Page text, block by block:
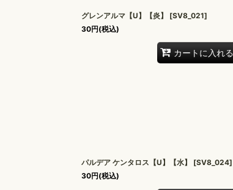
グレンアルマ【U】【炎】 [SV8_021]
30円(税込)
カートに入れる
パルデア ケンタロス【U】【水】 [SV8_024]
30円(税込)